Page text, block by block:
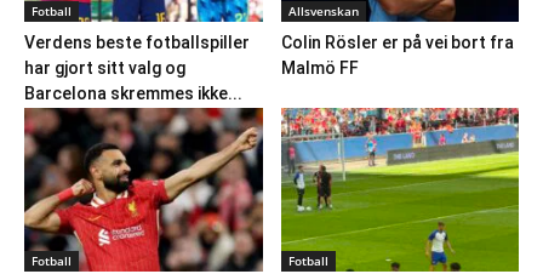
Fotball
Verdens beste fotballspiller
har gjort sitt valg og
Barcelona skremmes ikke...
Allsvenskan
Colin Rösler er på vei bort fra
Malmö FF
Fotball Fotball